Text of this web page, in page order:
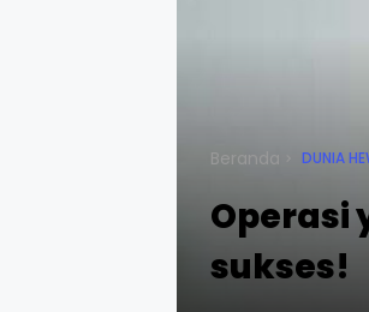
Beranda DUNIA
Operasi
sukses!